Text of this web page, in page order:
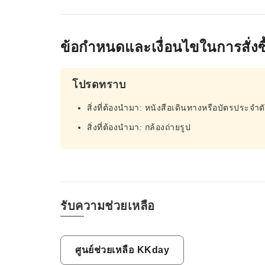
ข้อกำหนดและเงื่อนไขในการสั่ง
โปรดทราบ
สิ่งที่ต้องนำมา: หนังสือเดินทางหรือบัตรประจำ
สิ่งที่ต้องนำมา: กล้องถ่ายรูป
รับความช่วยเหลือ
ศูนย์ช่วยเหลือ KKday